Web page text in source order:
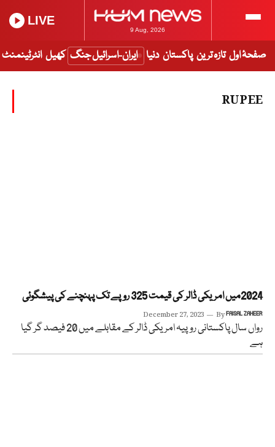
9 Aug, 2026
LIVE
صفحۂ اول تازہ ترین پاکستان دنیا ایران-اسرائیل جنگ کھیل انٹرٹینمنٹ
RUPEE
2024میں امریکی ڈالر کی قیمت 325 روپے تک پہنچنے کی پیشگوئی
December 27, 2023 ByFAISAL ZAHEER
رواں سال پاکستانی روپیہ امریکی ڈالر کے مقابلے میں 20 فیصد گر گیا
ہے